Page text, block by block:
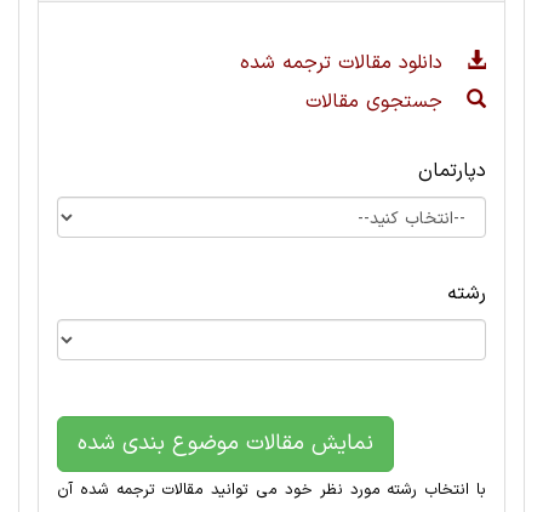
دانلود مقالات ترجمه شده
جستجوی مقالات
دپارتمان
رشته
نمایش مقالات موضوع بندی شده
با انتخاب رشته مورد نظر خود می توانید مقالات ترجمه شده آن